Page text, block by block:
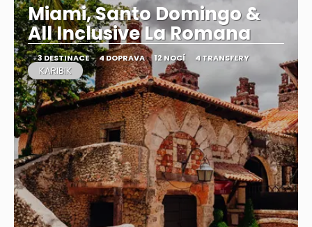
Miami, Santo Domingo &
All Inclusive La Romana
3 DESTINACE 4 DOPRAVA 12 NOCÍ 4 TRANSFERY
KARIBIK